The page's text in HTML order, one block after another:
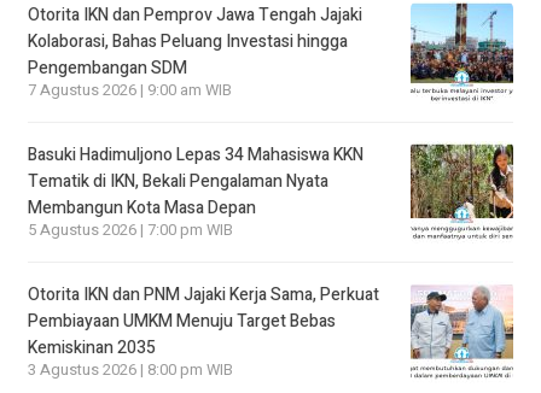
Otorita IKN dan Pemprov Jawa Tengah Jajaki
Kolaborasi, Bahas Peluang Investasi hingga
Pengembangan SDM
7 Agustus 2026 | 9:00 am WIB
Basuki Hadimuljono Lepas 34 Mahasiswa KKN
Tematik di IKN, Bekali Pengalaman Nyata
Membangun Kota Masa Depan
5 Agustus 2026 | 7:00 pm WIB
Otorita IKN dan PNM Jajaki Kerja Sama, Perkuat
Pembiayaan UMKM Menuju Target Bebas
Kemiskinan 2035
3 Agustus 2026 | 8:00 pm WIB